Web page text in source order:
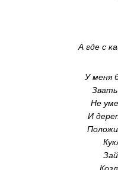
А где с
У меня
Не
И